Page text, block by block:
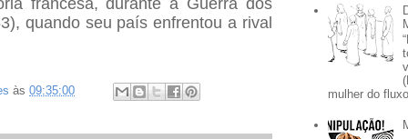
francesa, durante a Guerra dos
quando seu país enfrentou a rival
às 09:35:00
mulher do